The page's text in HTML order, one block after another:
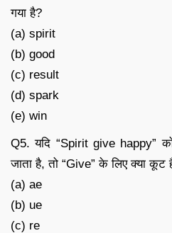
गया है?
(a) spirit
(b) good
(c) result
(d) spark
(e) win
Q5. यदि “Spirit give happy”
जाता है, तो “Give” के लिए क्या कूट
(a) ae
(b) ue
(c) re